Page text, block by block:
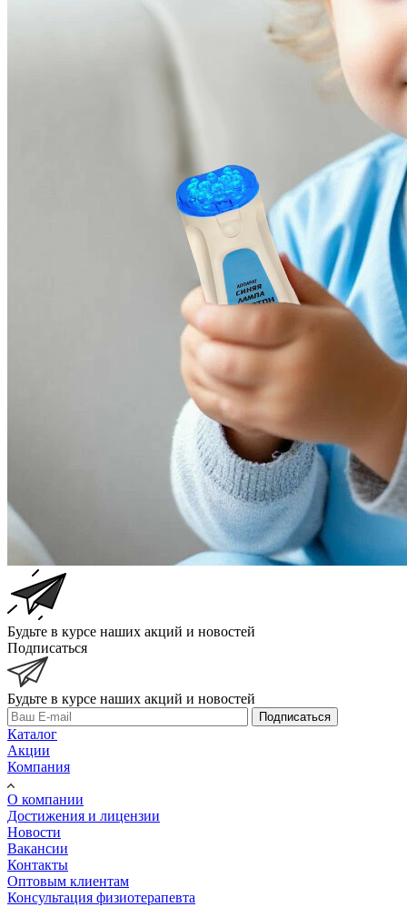
Будьте в курсе наших акций и новостей
Подписаться
Будьте в курсе наших акций и новостей
Подписаться
Каталог
Акции
Компания
О компании
Достижения и лицензии
Новости
Вакансии
Контакты
Оптовым клиентам
Консультация физиотерапевта